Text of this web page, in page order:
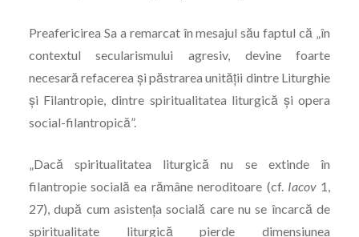
Preafericirea Sa a remarcat în mesajul său faptul că „în
contextul secularismului agresiv, devine foarte
necesară refacerea şi păstrarea unității dintre Liturghie
şi Filantropie, dintre spiritualitatea liturgică şi opera
social-filantropică”.
„Dacă spiritualitatea liturgică nu se extinde în
filantropie socială ea rămâne neroditoare (cf. Iacov1,
27), după cum asistența socială care nu se încarcă de
spiritualitate liturgică pierde dimensiunea